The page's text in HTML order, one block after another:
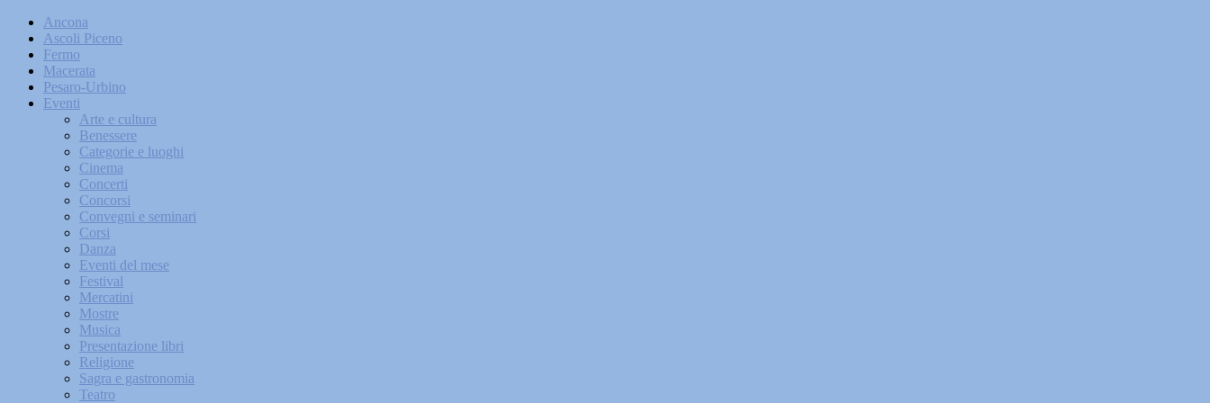
Ancona
Ascoli Piceno
Fermo
Macerata
Pesaro-Urbino
Eventi
Arte e cultura
Benessere
Categorie e luoghi
Cinema
Concerti
Concorsi
Convegni e seminari
Corsi
Danza
Eventi del mese
Festival
Mercatini
Mostre
Musica
Presentazione libri
Religione
Sagra e gastronomia
Teatro